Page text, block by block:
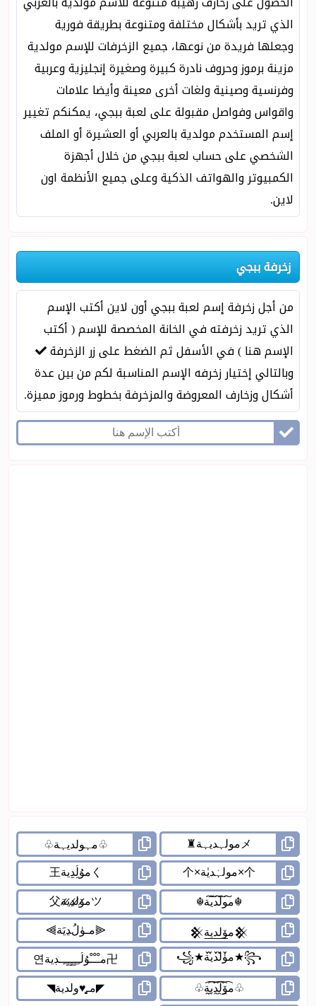
الذي تريد بأشكال مختلفة ومتنوعة بطريقة فورية
وجعلها فريدة من نوعها، جميع الزخرفات للإسم مولدية
مزينة برموز وحروف نادرة كبيرة وصغيرة إنجليزية وعربية
وفرنسية وصينية ولغات أخرى معينة وأيضا علامات
واقواس وفواصل مقبولة على لعبة ببجي، يمكنكم تغيير
إسم المستخدم مولدية بالعربي أو العشيرة أو الملف
الشخصي على حساب لعبة ببجي من خلال أجهزة
الكمبيوتر والهواتف الذكية وعلى جميع الأنظمة اون
لاين.
زخرفة ببجي
من أجل زخرفة إسم لعبة ببجي أون لاين أكتب الإسم
الذي تريد زخرفته في الخانة المخصصة للإسم ( أكتب
الإسم هنا ) في الأسفل ثم الضغط على زر الزخرفة
وبالتالي إختيار زخرفه الإسم المناسبة لكم من بين عدة
أشكال وزخارف المعروضة والمزخرفة بخطوط ورموز مميزة.